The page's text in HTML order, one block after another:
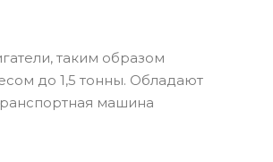
таким образом
до 1,5 тонны. Обладают
машина